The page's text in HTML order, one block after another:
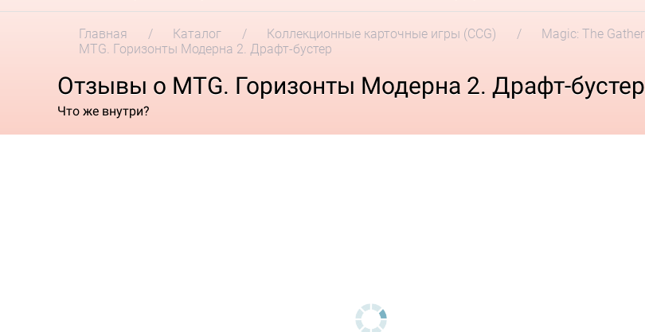
Главная Каталог Коллекционные карточные игры (CCG) Magic: The
MTG. Горизонты Модерна 2. Драфт-бустер
Отзывы о MTG. Горизонты Модерна 2. Драфт-бустер
Что же внутри?